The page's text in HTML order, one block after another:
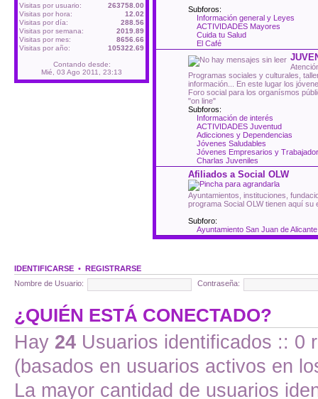
Visitas por usuario:
263758.00
Visitas por hora:
12.02
Visitas por día:
288.56
Visitas por semana:
2019.89
Visitas por mes:
8656.66
Visitas por año:
105322.69
Contando desde:
Mié, 03 Ago 2011, 23:13
Subforos:
Información general y Leyes
ACTIVIDADES Mayores
Cuida tu Salud
El Café
Programas sociales y culturales,
información... En este lugar los
Foro social para los organísmos
"on line"
Subforos:
Información de interés
ACTIVIDADES Juventud
Adicciones y Dependencias
Jóvenes Saludables
Jóvenes Empresarios y
Charlas Juveniles
Afiliados a Social OLW
Ayuntamientos, instituciones,
programa Social OLW tienen aquí su
Subforo:
Ayuntamiento San Juan de Alicante
IDENTIFICARSE • REGISTRARSE
Nombre de Usuario:
Contraseña:
¿QUIÉN ESTÁ CONECTADO?
Hay 24 Usuarios identificados :: 0
(basados en usuarios activos en
La mayor cantidad de usuarios